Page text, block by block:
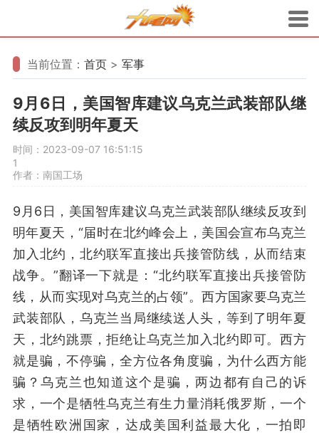
当前位置： 首页 > 军事
9月6日，美国智库建议乌克兰武装部队继
续反攻到明年夏天
时间：2023-09-07 16:51:15
1
作者：南国工场
9月6日，美国智库建议乌克兰武装部队继续反攻到
明年夏天，“届时在北约峰会上，美国会宣布乌克兰
加入北约，北约联军直接出兵接管防线，从而结束
战争。”翻译一下就是：“北约联军直接出兵接管防
线，从而实现对乌克兰的占领”。西方国家要乌克兰
武装部队，乌克兰当局继续送人头，等到了明年夏
天，北约跳票，拒绝让乌克兰加入北约即可。西方
就是骗，不停骗，全方位各角度骗，为什么西方能
骗？乌克兰也知道这个是骗，两边都有自己的诉
求，一个是牺牲乌克兰有生力量消耗俄罗斯，一个
是牺牲欧洲国家，达成美国利益最大化，一拍即